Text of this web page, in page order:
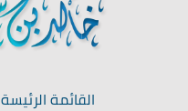
القائمة الرئيسة